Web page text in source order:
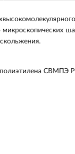
СВМПЭ